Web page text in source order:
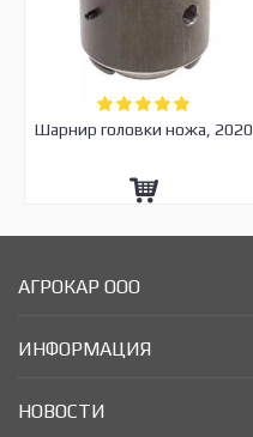
Шарнир головки ножа, 2020
АГРОКАР ООО
ИНФОРМАЦИЯ
НОВОСТИ